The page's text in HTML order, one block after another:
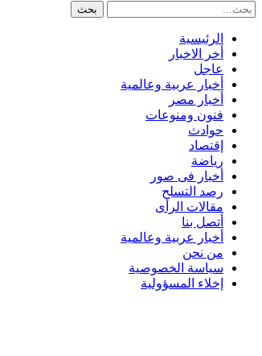
الرئيسية
أخر الاخبار
عاجل
أخبار عربية وعالمية
أخبار مصر
فنون ومنوعات
حوادث
إقتصاد
رياضة
أخبار فى صور
رصد التسلح
مقالات الرأى
أتصل بنا
أخبار عربية وعالمية
من نحن
سياسة الخصوصية
إخلاء المسؤولية